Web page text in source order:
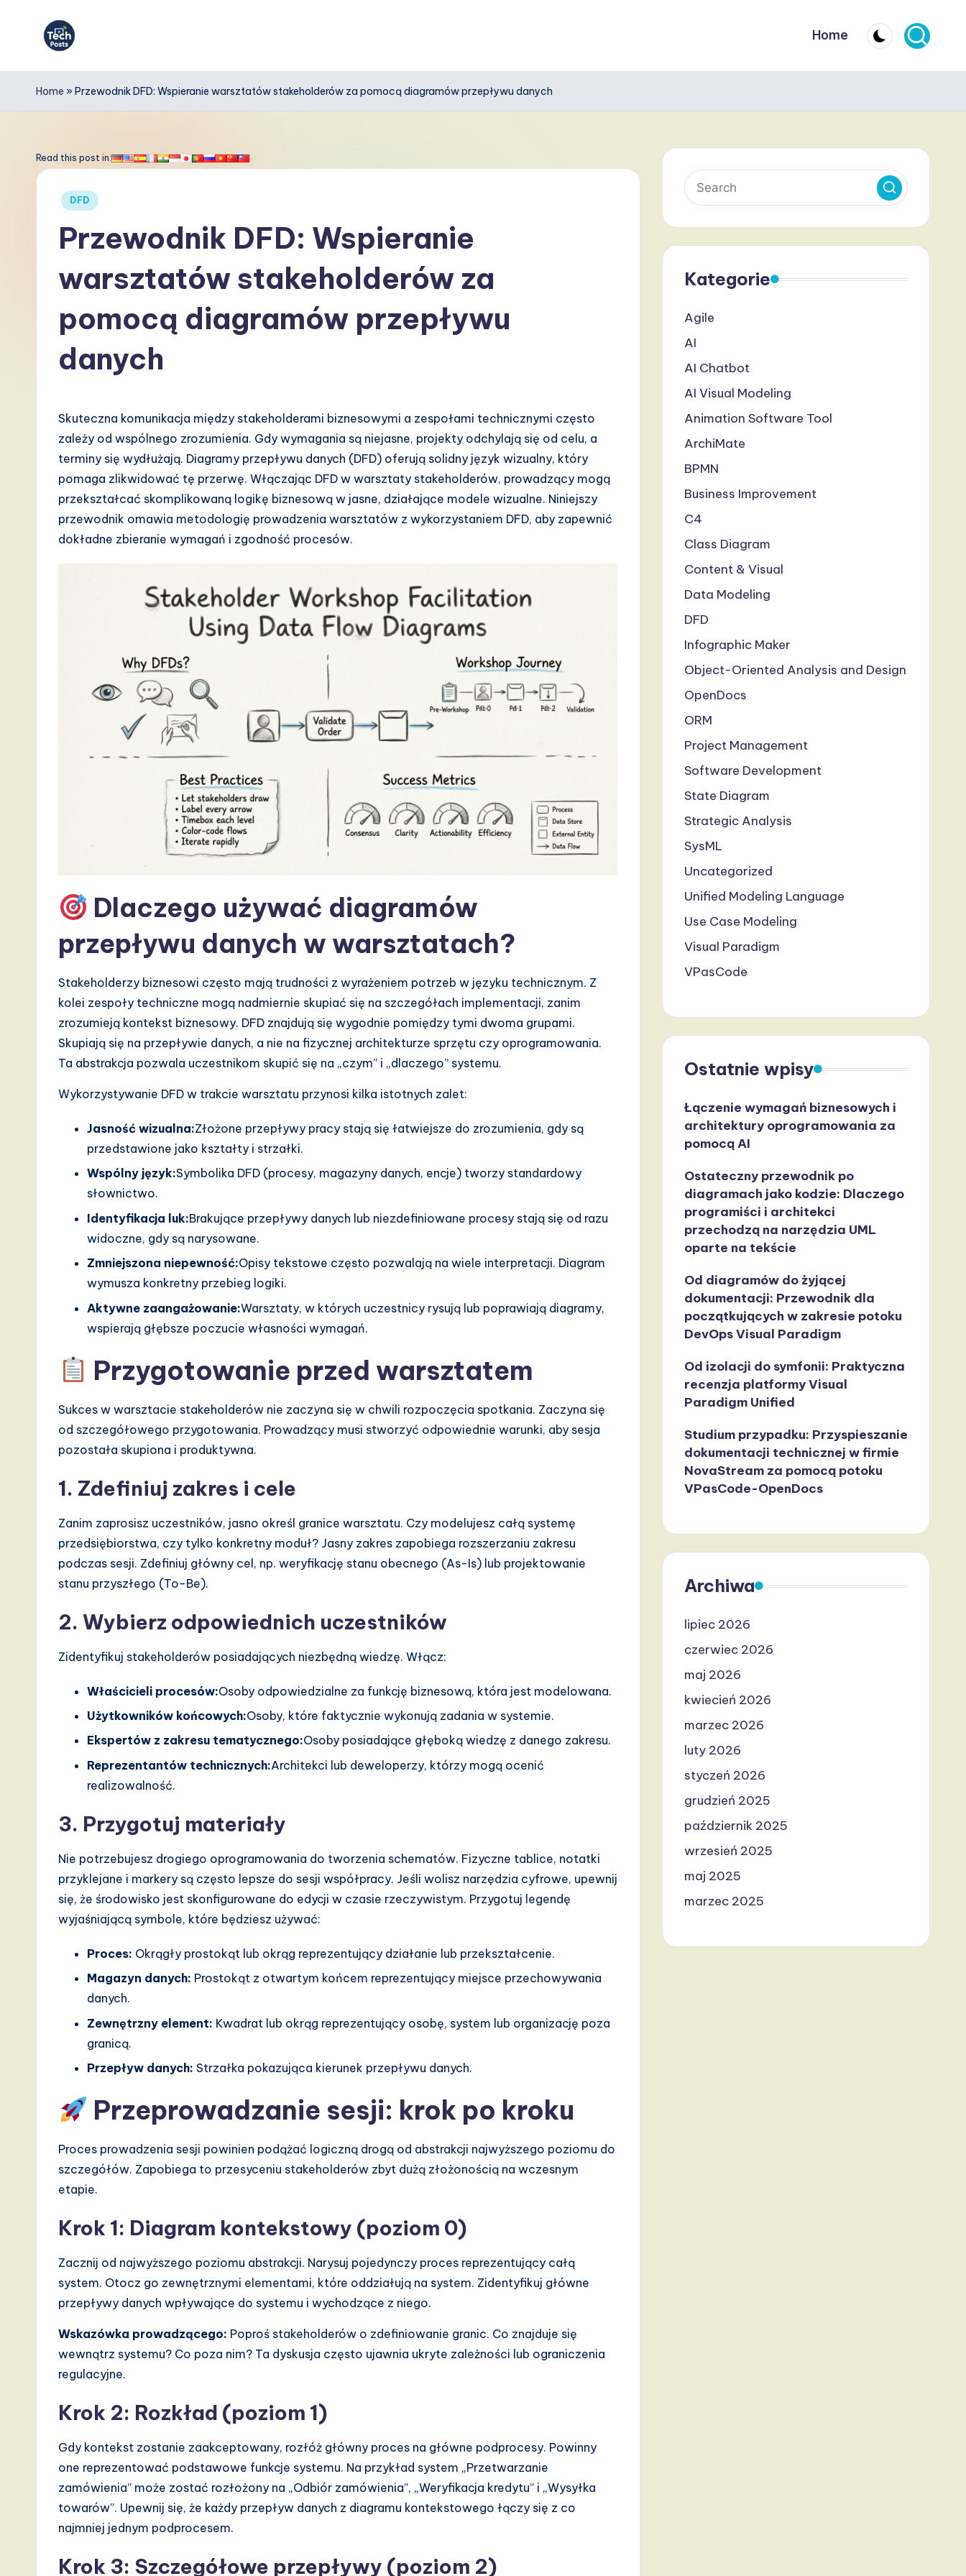
T
e
h
ft
w
Home
Home » Przewodnik DFD: Wspieranie warsztatów stakeholderów za pomocą diagramów przepływu danych
Read this post in:
Posted
DFD
Przewodnik DFD: Wspieranie
warsztatów stakeholderów za
pomocą diagramów przepływu
danych
Skuteczna komunikacja między stakeholderami biznesowymi a zespołami technicznymi często
zależy od wspólnego zrozumienia. Gdy wymagania są niejasne, projekty odchylają się od celu, a
terminy się wydłużają. Diagramy przepływu danych (DFD) oferują solidny język wizualny, który
pomaga zlikwidować tę przerwę. Włączając DFD w warsztaty stakeholderów, prowadzący mogą
przekształcać skomplikowaną logikę biznesową w jasne, działające modele wizualne. Niniejszy
przewodnik omawia metodologię prowadzenia warsztatów z wykorzystaniem DFD, aby zapewnić
dokładne zbieranie wymagań i zgodność procesów.
Dlaczego używać diagramów
przepływu danych w warsztatach?
Stakeholderzy biznesowi często mają trudności z wyrażeniem potrzeb w języku technicznym. Z
kolei zespoły techniczne mogą nadmiernie skupiać się na szczegółach implementacji, zanim
zrozumieją kontekst biznesowy. DFD znajdują się wygodnie pomiędzy tymi dwoma grupami.
Skupiają się na przepływie danych, a nie na fizycznej architekturze sprzętu czy oprogramowania.
Ta abstrakcja pozwala uczestnikom skupić się na „czym” i „dlaczego” systemu.
Wykorzystywanie DFD w trakcie warsztatu przynosi kilka istotnych zalet:
Jasność wizualna:Złożone przepływy pracy stają się łatwiejsze do zrozumienia, gdy są
przedstawione jako kształty i strzałki.
Wspólny język:Symbolika DFD (procesy, magazyny danych, encje) tworzy standardowy
słownictwo.
Identyfikacja luk:Brakujące przepływy danych lub niezdefiniowane procesy stają się od razu
widoczne, gdy są narysowane.
Zmniejszona niepewność:Opisy tekstowe często pozwalają na wiele interpretacji. Diagram
wymusza konkretny przebieg logiki.
Aktywne zaangażowanie:Warsztaty, w których uczestnicy rysują lub poprawiają diagramy,
wspierają głębsze poczucie własności wymagań.
Przygotowanie przed warsztatem
Sukces w warsztacie stakeholderów nie zaczyna się w chwili rozpoczęcia spotkania. Zaczyna się
od szczegółowego przygotowania. Prowadzący musi stworzyć odpowiednie warunki, aby sesja
pozostała skupiona i produktywna.
1. Zdefiniuj zakres i cele
Zanim zaprosisz uczestników, jasno określ granice warsztatu. Czy modelujesz całą systemę
przedsiębiorstwa, czy tylko konkretny moduł? Jasny zakres zapobiega rozszerzaniu zakresu
podczas sesji. Zdefiniuj główny cel, np. weryfikację stanu obecnego (As-Is) lub projektowanie
stanu przyszłego (To-Be).
2. Wybierz odpowiednich uczestników
Zidentyfikuj stakeholderów posiadających niezbędną wiedzę. Włącz:
Właścicieli procesów:Osoby odpowiedzialne za funkcję biznesową, która jest modelowana.
Użytkowników końcowych:Osoby, które faktycznie wykonują zadania w systemie.
Ekspertów z zakresu tematycznego:Osoby posiadające głęboką wiedzę z danego zakresu.
Reprezentantów technicznych:Architekci lub deweloperzy, którzy mogą ocenić
realizowalność.
3. Przygotuj materiały
Nie potrzebujesz drogiego oprogramowania do tworzenia schematów. Fizyczne tablice, notatki
przyklejane i markery są często lepsze do sesji współpracy. Jeśli wolisz narzędzia cyfrowe, upewnij
się, że środowisko jest skonfigurowane do edycji w czasie rzeczywistym. Przygotuj legendę
wyjaśniającą symbole, które będziesz używać:
Proces: Okrągły prostokąt lub okrąg reprezentujący działanie lub przekształcenie.
Magazyn danych: Prostokąt z otwartym końcem reprezentujący miejsce przechowywania
danych.
Zewnętrzny element: Kwadrat lub okrąg reprezentujący osobę, system lub organizację poza
granicą.
Przepływ danych: Strzałka pokazująca kierunek przepływu danych.
Przeprowadzanie sesji: krok po kroku
Proces prowadzenia sesji powinien podążać logiczną drogą od abstrakcji najwyższego poziomu do
szczegółów. Zapobiega to przesyceniu stakeholderów zbyt dużą złożonością na wczesnym
etapie.
Krok 1: Diagram kontekstowy (poziom 0)
Zacznij od najwyższego poziomu abstrakcji. Narysuj pojedynczy proces reprezentujący całą
system. Otocz go zewnętrznymi elementami, które oddziałują na system. Zidentyfikuj główne
przepływy danych wpływające do systemu i wychodzące z niego.
Wskazówka prowadzącego: Poproś stakeholderów o zdefiniowanie granic. Co znajduje się
wewnątrz systemu? Co poza nim? Ta dyskusja często ujawnia ukryte zależności lub ograniczenia
regulacyjne.
Krok 2: Rozkład (poziom 1)
Gdy kontekst zostanie zaakceptowany, rozłóż główny proces na główne podprocesy. Powinny
one reprezentować podstawowe funkcje systemu. Na przykład system „Przetwarzanie
zamówienia” może zostać rozłożony na „Odbiór zamówienia”, „Weryfikacja kredytu” i „Wysyłka
towarów”. Upewnij się, że każdy przepływ danych z diagramu kontekstowego łączy się z co
najmniej jednym podprocesem.
Krok 3: Szczegółowe przepływy (poziom 2)
Kategorie
Agile
AI
AI Chatbot
AI Visual Modeling
Animation Software Tool
ArchiMate
BPMN
Business Improvement
C4
Class Diagram
Content & Visual
Data Modeling
DFD
Infographic Maker
Object-Oriented Analysis and Design
OpenDocs
ORM
Project Management
Software Development
State Diagram
Strategic Analysis
SysML
Uncategorized
Unified Modeling Language
Use Case Modeling
Visual Paradigm
VPasCode
Ostatnie wpisy
Łączenie wymagań biznesowych i
architektury oprogramowania za
pomocą AI
Ostateczny przewodnik po
diagramach jako kodzie: Dlaczego
programiści i architekci
przechodzą na narzędzia UML
oparte na tekście
Od diagramów do żyjącej
dokumentacji: Przewodnik dla
początkujących w zakresie potoku
DevOps Visual Paradigm
Od izolacji do symfonii: Praktyczna
recenzja platformy Visual
Paradigm Unified
Studium przypadku: Przyspieszanie
dokumentacji technicznej w firmie
NovaStream za pomocą potoku
VPasCode-OpenDocs
Archiwa
lipiec 2026
czerwiec 2026
maj 2026
kwiecień 2026
marzec 2026
luty 2026
styczeń 2026
grudzień 2025
październik 2025
wrzesień 2025
maj 2025
marzec 2025